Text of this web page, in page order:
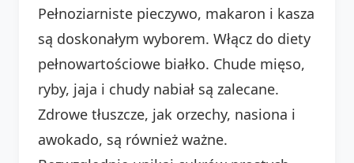
Pełnoziarniste pieczywo, makaron i kasza
są doskonałym wyborem. Włącz do diety
pełnowartościowe białko. Chude mięso,
ryby, jaja i chudy nabiał są zalecane.
Zdrowe tłuszcze, jak orzechy, nasiona i
awokado, są również ważne.